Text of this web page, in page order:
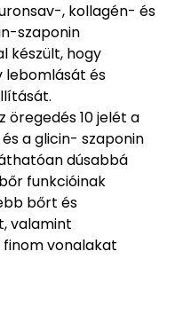
, kollagén- és
szaponin
készült, hogy
lebomlását és
öregedés 10 jelét a
a glicin- szaponin
dúsabbá
funkcióinak
bőrt és
valamint
vonalakat